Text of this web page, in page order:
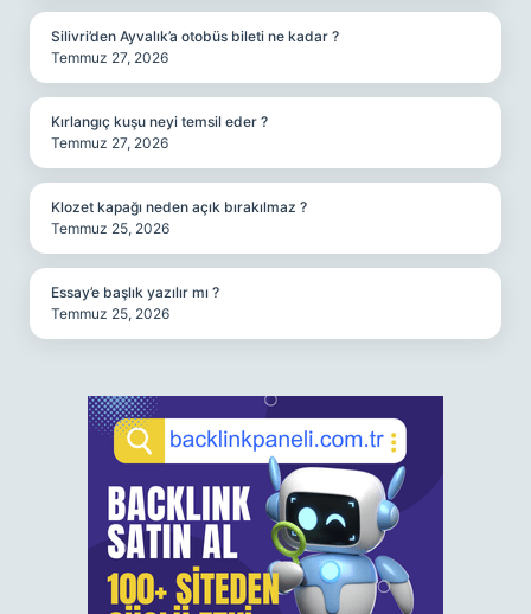
Silivri’den Ayvalık’a otobüs bileti ne kadar ?
Temmuz 27, 2026
Kırlangıç kuşu neyi temsil eder ?
Temmuz 27, 2026
Klozet kapağı neden açık bırakılmaz ?
Temmuz 25, 2026
Essay’e başlık yazılır mı ?
Temmuz 25, 2026